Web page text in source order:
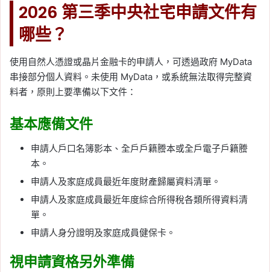
2026 第三季中央社宅申請文件有
哪些？
使用自然人憑證或晶片金融卡的申請人，可透過政府 MyData
串接部分個人資料。未使用 MyData，或系統無法取得完整資
料者，原則上要準備以下文件：
基本應備文件
申請人戶口名簿影本、全戶戶籍謄本或全戶電子戶籍謄
本。
申請人及家庭成員最近年度財產歸屬資料清單。
申請人及家庭成員最近年度綜合所得稅各類所得資料清
單。
申請人身分證明及家庭成員健保卡。
視申請資格另外準備